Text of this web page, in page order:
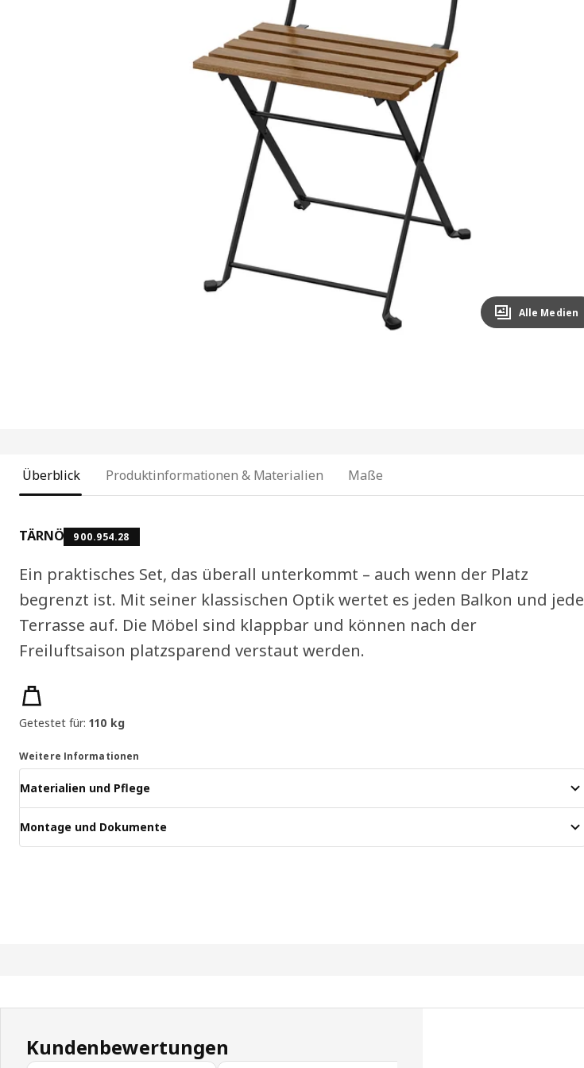
Image zoomed out, normal view
Alle Medien
Überblick Produktinformationen & Materialien Maße
TÄRNÖ 900.954.28
Ein praktisches Set, das überall unterkommt – auch wenn der Platz
begrenzt ist. Mit seiner klassischen Optik wertet es jeden Balkon und jede
Terrasse auf. Die Möbel sind klappbar und können nach der
Freiluftsaison platzsparend verstaut werden.
Produktmerkmale
Getestet für: 110 kg
Weitere Informationen
Materialien und Pflege
Montage und Dokumente
Kundenbewertungen